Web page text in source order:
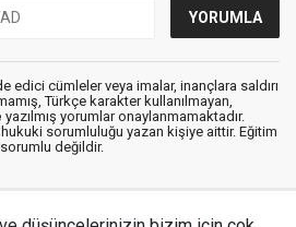
edici cümleler veya imalar, inançlara saldırı
Türkçe karakter kullanılmayan,
yazılmış yorumlar onaylanmamaktadır.
sorumluluğu yazan kişiye aittir. Eğitim
değildir.